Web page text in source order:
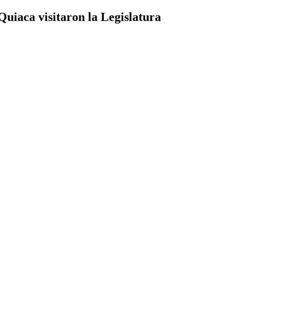
visitaron la Legislatura